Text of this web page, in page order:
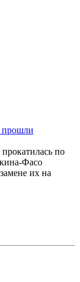
прошли
по
Фасо
их на